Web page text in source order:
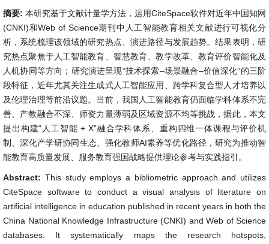
摘要: 本研究基于文献计量学方法，运用CiteSpace软件对近年中国知网
(CNKI)和Web of Science期刊中人工智能教育相关文献进行可视化分
析，系统梳理该领域的研究热点、演进路径与发展趋势。结果表明，研
究热点聚焦于人工智能教育、智慧教育、教学改革、教育评价智能化及
人机协同等方向；研究演进呈现“技术探索–场景融合–价值深化”的三阶
段特征，近年尤其关注生成式人工智能应用、跨学科复合型人才培养以
及伦理治理等前沿议题。当前，我国人工智能教育仍面临学科体系不完
善、产教融合不深、师资力量薄弱及区域资源不均等挑战，据此，本文
提出构建“人工智能 + X”融合学科体系、重构四维一体课程与评价机
制、深化产学研协同生态、强化教师AI素养等优化路径，研究为推动智
能教育高质量发展、服务教育强国战略提供理论参考与实践指引。
Abstract: This study employs a bibliometric approach and utilizes
CiteSpace software to conduct a visual analysis of literature on
artificial intelligence in education published in recent years in both the
China National Knowledge Infrastructure (CNKI) and Web of Science
databases. It systematically maps the research hotspots,